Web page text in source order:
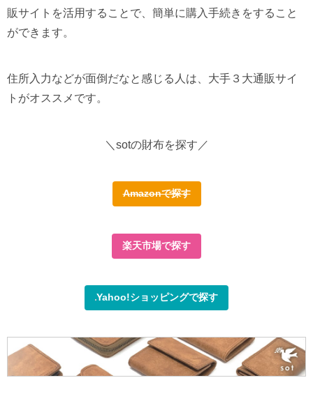
販サイトを活用することで、簡単に購入手続きをすること
ができます。
住所入力などが面倒だなと感じる人は、大手３大通販サイ
トがオススメです。
＼sotの財布を探す／
Amazonで探す
楽天市場で探す
Yahoo!ショッピングで探す